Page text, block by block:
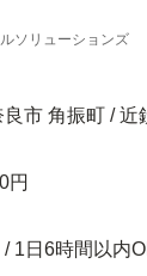
ソリューションズ
市 角振町 / 近
円
/ 1日6時間以内